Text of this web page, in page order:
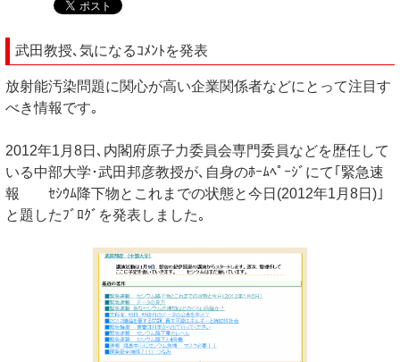
武田教授､気になるｺﾒﾝﾄを発表
放射能汚染問題に関心が高い企業関係者などにとって注目す
べき情報です｡
2012年1月8日､内閣府原子力委員会専門委員などを歴任して
いる中部大学･武田邦彦教授が､自身のﾎｰﾑﾍﾟｰｼﾞにて｢緊急速
報 ｾｼｳﾑ降下物とこれまでの状態と今日(2012年1月8日)｣
と題したﾌﾞﾛｸﾞを発表しました｡